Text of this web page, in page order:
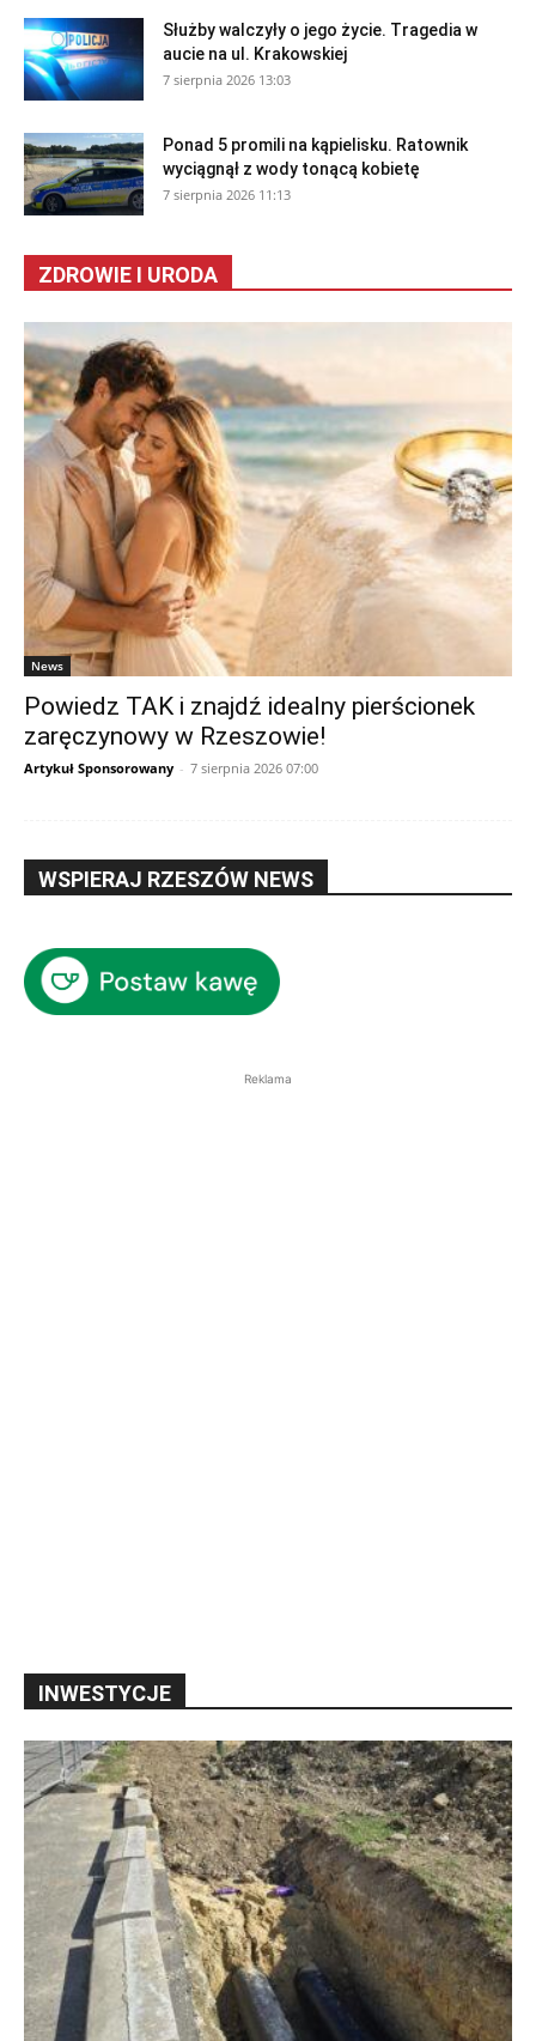
Służby walczyły o jego życie. Tragedia w
aucie na ul. Krakowskiej
7 sierpnia 2026 13:03
Ponad 5 promili na kąpielisku. Ratownik
wyciągnął z wody tonącą kobietę
7 sierpnia 2026 11:13
ZDROWIE I URODA
News
Powiedz TAK i znajdź idealny pierścionek
zaręczynowy w Rzeszowie!
Artykuł Sponsorowany - 7 sierpnia 2026 07:00
WSPIERAJ RZESZÓW NEWS
Reklama
INWESTYCJE